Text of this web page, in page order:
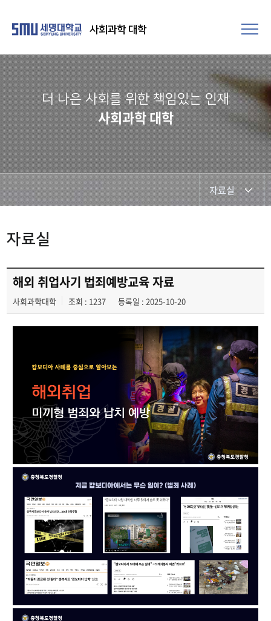
사회과학 대학
더 나은 사회를 위한 책임있는 인재
사회과학 대학
자료실
자료실
해외 취업사기 법죄예방교육 자료
사회과학대학 조회 : 1237 등록일 : 2025-10-20